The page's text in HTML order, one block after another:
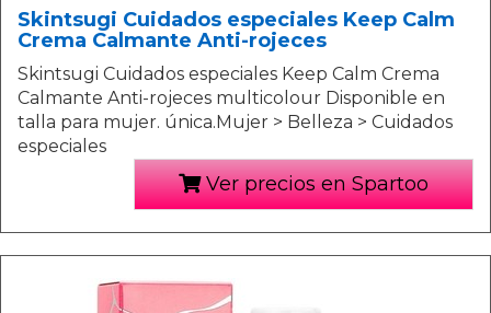
Skintsugi Cuidados especiales Keep Calm
Crema Calmante Anti-rojeces
Skintsugi Cuidados especiales Keep Calm Crema
Calmante Anti-rojeces multicolour Disponible en
talla para mujer. única.Mujer > Belleza > Cuidados
especiales
Ver precios en Spartoo